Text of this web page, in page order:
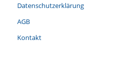
Datenschutzerklärung
AGB
Kontakt